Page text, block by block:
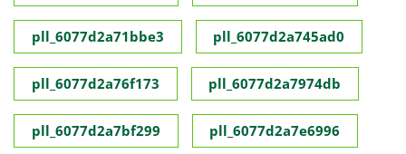
pll_6077d2a71bbe3 pll_6077d2a745ad0
pll_6077d2a76f173 pll_6077d2a7974db
pll_6077d2a7bf299 pll_6077d2a7e6996